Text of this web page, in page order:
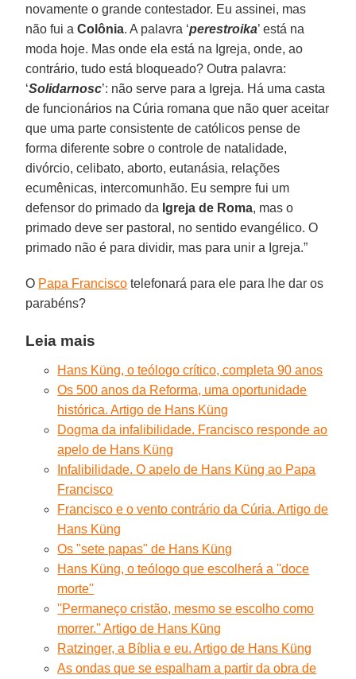
novamente o grande contestador. Eu assinei, mas
não fui aColônia. A palavra ‘perestroika’ está na
moda hoje. Mas onde ela está na Igreja, onde, ao
contrário, tudo está bloqueado? Outra palavra:
‘Solidarnosc’: não serve para a Igreja. Há uma casta
de funcionários na Cúria romana que não quer aceitar
que uma parte consistente de católicos pense de
forma diferente sobre o controle de natalidade,
divórcio, celibato, aborto, eutanásia, relações
ecumênicas, intercomunhão. Eu sempre fui um
defensor do primado da Igreja de Roma, mas o
primado deve ser pastoral, no sentido evangélico. O
primado não é para dividir, mas para unir a Igreja.”
O Papa Francisco telefonará para ele para lhe dar os
parabéns?
Leia mais
Hans Küng, o teólogo crítico, completa 90 anos
Os 500 anos da Reforma, uma oportunidade
histórica. Artigo de Hans Küng
Dogma da infalibilidade. Francisco responde ao
apelo de Hans Küng
Infalibilidade. O apelo de Hans Küng ao Papa
Francisco
Francisco e o vento contrário da Cúria. Artigo de
Hans Küng
Os "sete papas" de Hans Küng
Hans Küng, o teólogo que escolherá a ''doce
morte''
''Permaneço cristão, mesmo se escolho como
morrer.'' Artigo de Hans Küng
Ratzinger, a Bíblia e eu. Artigo de Hans Küng
As ondas que se espalham a partir da obra de